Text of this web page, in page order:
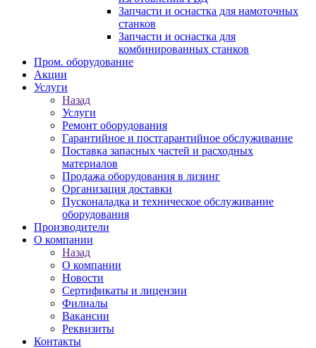
Запчасти и оснастка для намоточных
станков
Запчасти и оснастка для
комбинированных станков
Пром. оборудование
Акции
Услуги
Назад
Услуги
Ремонт оборудования
Гарантийное и постгарантийное обслуживание
Поставка запасных частей и расходных
материалов
Продажа оборудования в лизинг
Организация доставки
Пусконаладка и техническое обслуживание
оборудования
Производители
О компании
Назад
О компании
Новости
Сертификаты и лицензии
Филиалы
Вакансии
Реквизиты
Контакты